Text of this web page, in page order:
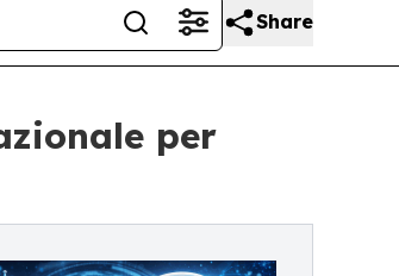
Share
per